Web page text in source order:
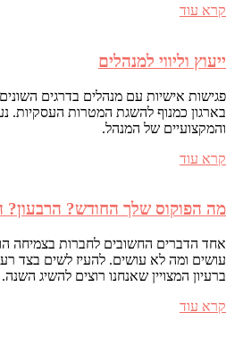
קרא עוד
ייעוץ וליווי למנהלים
פגישות אישיות עם מנהלים בדרגים
בארגון כמנוף להשגת המטרות העסקיות.
והמקצועיים של המנהל.
קרא עוד
מה הפוקוס שלך החודש? הרבעון?
אחד הדברים החשובים לחברות בצמיחה
עושים ומה לא עושים. להעיז לשים בצד
ברעיון המצויין שאנחנו רוצים להשיג השנה.
קרא עוד